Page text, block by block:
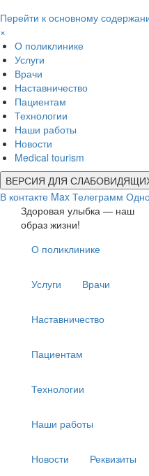
Перейти к основному
×
О поликлинике
Услуги
Врачи
Наставничество
Пациентам
Технологии
Наши работы
Новости
Medical tourism
ВЕРСИЯ ДЛЯ
В контакте Max Телеграмм
Здоровая улыбка — наш
образ жизни!
О поликлинике
Услуги Врачи
Наставничество
Пациентам
Технологии
Наши работы
Новости Реквизиты